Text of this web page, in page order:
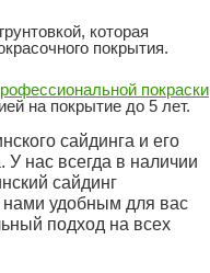
которая
покрытия.
покраски
на покрытие до 5 лет.
сайдинга и его
нас всегда в наличии
сайдинг
нами удобным для вас
подход на всех